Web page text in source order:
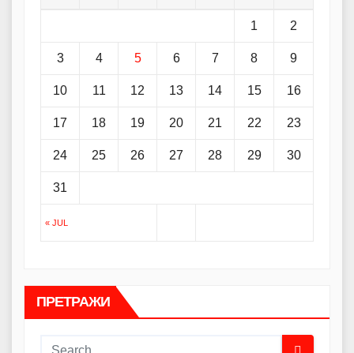
« JUL
1 2
3 4 5 6 7 8 9
10 11 12 13 14 15 16
17 18 19 20 21 22 23
24 25 26 27 28 29 30
31
ПРЕТРАЖИ